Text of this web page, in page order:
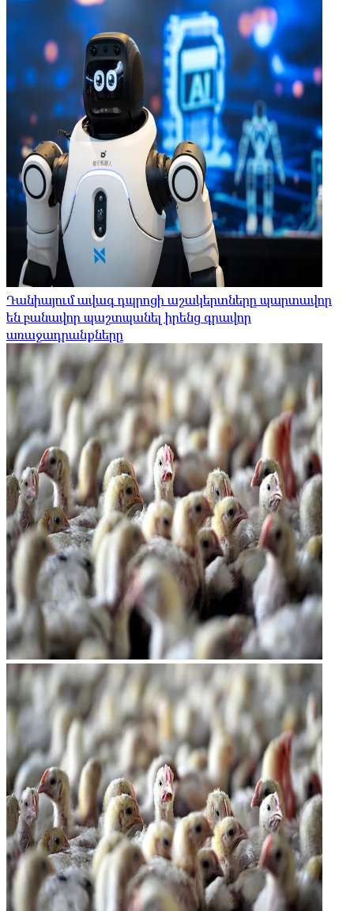
Դանիայում ավագ դպրոցի աշակերտները պարտավոր
են բանավոր պաշտպանել իրենց գրավոր
առաջադրանքները